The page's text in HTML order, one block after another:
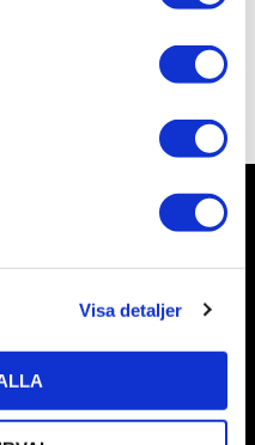
Visa detaljer
med vårintegritetspolicy.